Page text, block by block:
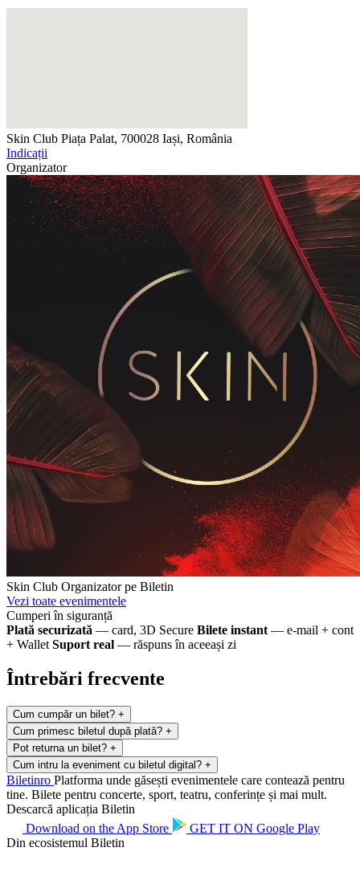
Skin Club Piața Palat, 700028 Iași, România
Indicații
Organizator
Skin Club Organizator pe Biletin
Vezi toate evenimentele
Cumperi în siguranță
Plată securizată — card, 3D Secure Bilete instant — e-mail + cont
+ Wallet Suport real — răspuns în aceeași zi
Întrebări frecvente
Cum cumpăr un bilet? +
Cum primesc biletul după plată? +
Pot returna un bilet? +
Cum intru la eveniment cu biletul digital? +
Biletinro Platforma unde găsești evenimentele care contează pentru
tine. Bilete pentru concerte, sport, teatru, conferințe și mai mult.
Descarcă aplicația Biletin
Download on the App Store GET IT ON Google Play
Din ecosistemul Biletin